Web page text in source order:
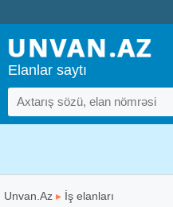
Elanlar saytı
Unvan.Az ▸ İş elanları